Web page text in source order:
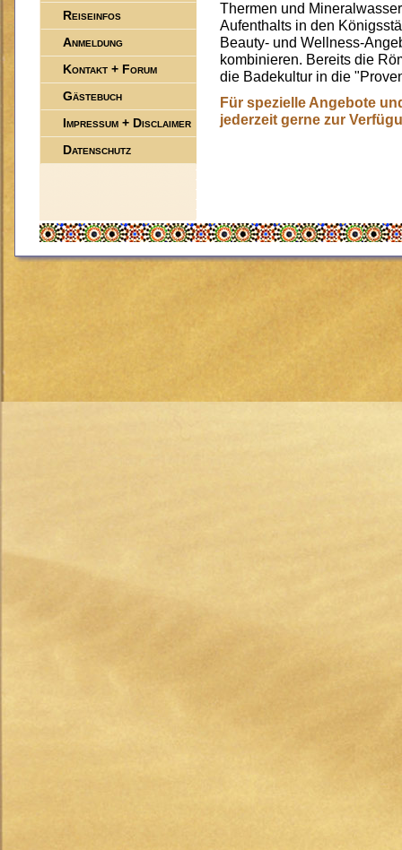
Thermen und
Aufenthalts in den
Beauty- und Wellness-
kombinieren. Bereits die
die Badekultur in die
Für spezielle Angebote
jederzeit gerne zur
Reiseinfos
Anmeldung
Kontakt + Forum
Gästebuch
Impressum + Disclaimer
Datenschutz